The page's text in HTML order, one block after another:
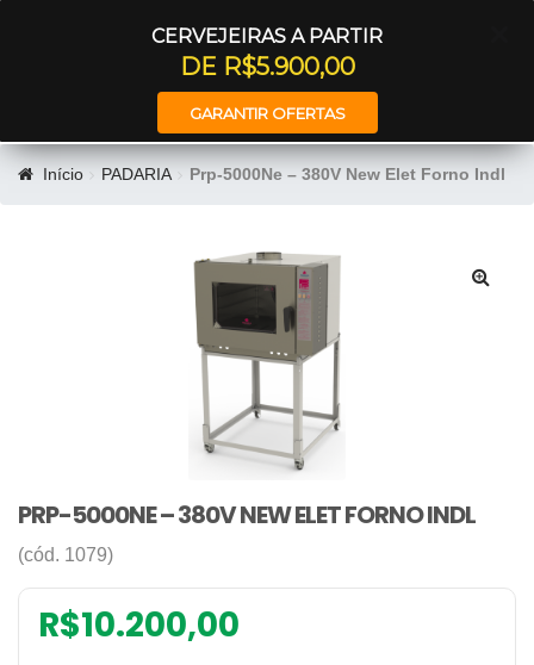
CERVEJEIRAS A PARTIR
DE R$5.900,00
GARANTIR OFERTAS
Início PADARIA Prp-5000Ne – 380V New Elet Forno Indl
PRP-5000NE – 380V NEW ELET FORNO INDL
(cód. 1079)
R$10.200,00